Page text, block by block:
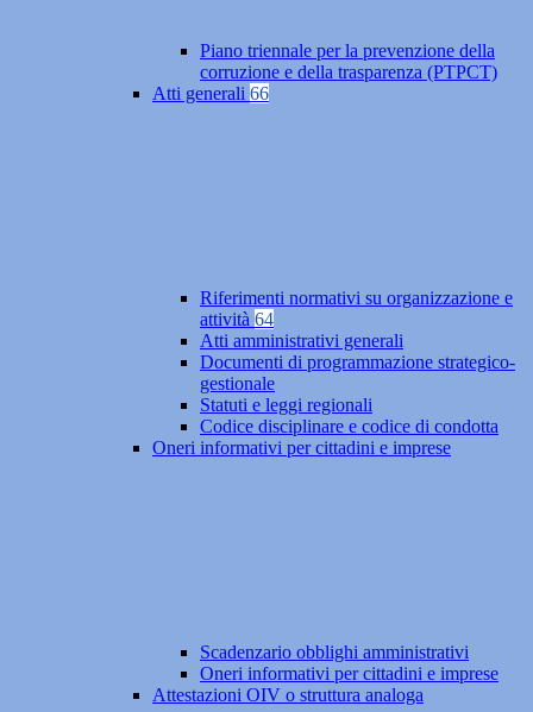
Piano triennale per la prevenzione della
corruzione e della trasparenza (PTPCT)
Atti generali 66
Riferimenti normativi su organizzazione e
attività 64
Atti amministrativi generali
Documenti di programmazione strategico-
gestionale
Statuti e leggi regionali
Codice disciplinare e codice di condotta
Oneri informativi per cittadini e imprese
Scadenzario obblighi amministrativi
Oneri informativi per cittadini e imprese
Attestazioni OIV o struttura analoga